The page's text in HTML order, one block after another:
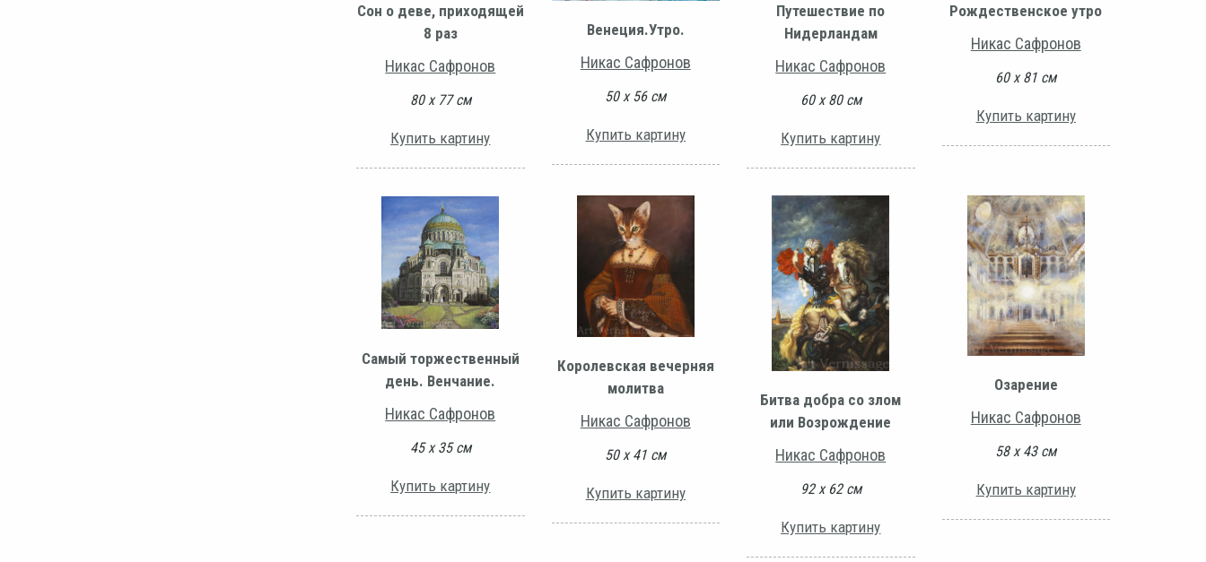
Сон о деве, приходящей
8 раз
Никас Сафронов
80 х 77 см
Купить картину
Венеция.Утро.
Никас Сафронов
50 х 56 см
Купить картину
Путешествие по
Нидерландам
Никас Сафронов
60 х 80 см
Купить картину
Рождественское утро
Никас Сафронов
60 х 81 см
Купить картину
Самый торжественный
день. Венчание.
Никас Сафронов
45 х 35 см
Купить картину
Королевская вечерняя
молитва
Никас Сафронов
50 х 41 см
Купить картину
Битва добра со злом
или Возрождение
Никас Сафронов
92 х 62 см
Купить картину
Озарение
Никас Сафронов
58 х 43 см
Купить картину